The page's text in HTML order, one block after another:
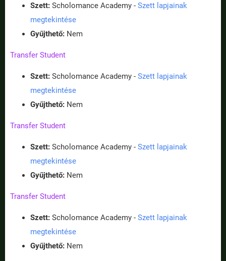
Szett: Scholomance Academy - Szett lapjainak
megtekintése
Gyűjthető: Nem
Transfer Student
Szett: Scholomance Academy - Szett lapjainak
megtekintése
Gyűjthető: Nem
Transfer Student
Szett: Scholomance Academy - Szett lapjainak
megtekintése
Gyűjthető: Nem
Transfer Student
Szett: Scholomance Academy - Szett lapjainak
megtekintése
Gyűjthető: Nem